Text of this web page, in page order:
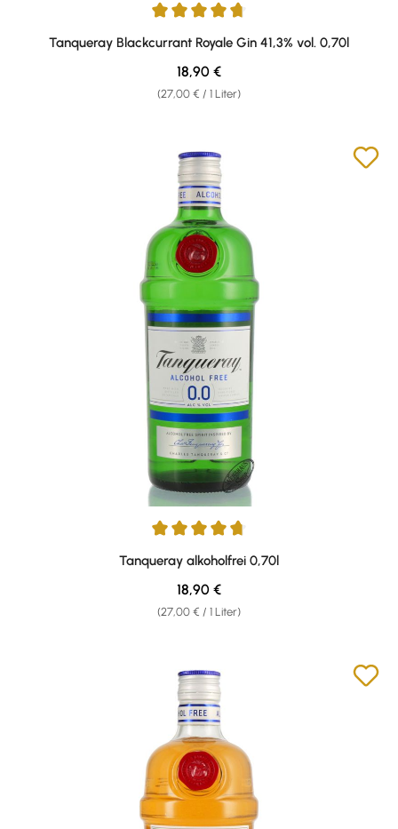
Durchschnittliche Bewertung von 4.71 von 5 Sternen
Tanqueray Blackcurrant Royale Gin 41,3% vol. 0,70l
(27,00 € / 1 Liter)
Regulärer Preis:
18,90 €
Durchschnittliche Bewertung von 4.63 von 5 Sternen
Tanqueray alkoholfrei 0,70l
(27,00 € / 1 Liter)
Regulärer Preis:
18,90 €